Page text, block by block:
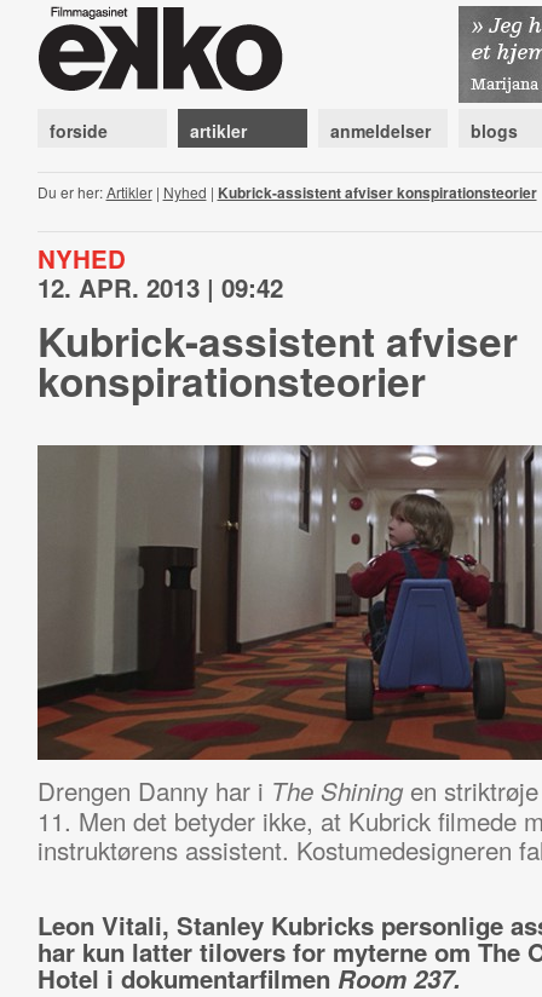
forside artikler anmeldelser blogs
Du er her:Artikler| Nyhed | Kubrick-assistent afviser konspirationsteorier
NYHED
12. APR. 2013 | 09:42
Kubrick-assistent afviser
konspirationsteorier
Drengen Danny har i The Shining en
11. Men det betyder ikke, at Kubrick filmede
instruktørens assistent. Kostumedesigneren
Leon Vitali, Stanley Kubricks personlige
har kun latter tilovers for myterne om The
Hotel i dokumentarfilmen Room 237.